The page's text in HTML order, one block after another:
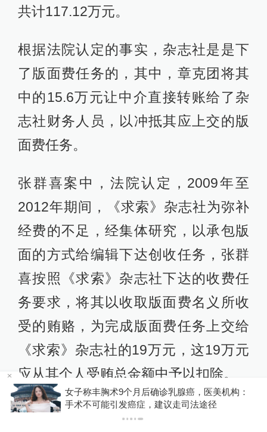
共计117.12万元。
根据法院认定的事实，杂志社是是下
了版面费任务的，其中，章克团将其
中的15.6万元让中介直接转账给了杂
志社财务人员，以冲抵其应上交的版
面费任务。
张群喜案中，法院认定，2009年至
2012年期间，《求索》杂志社为弥补
经费的不足，经集体研究，以承包版
面的方式给编辑下达创收任务，张群
喜按照《求索》杂志社下达的收费任
务要求，将其以收取版面费名义所收
受的贿赂，为完成版面费任务上交给
《求索》杂志社的19万元，这19万元
应从其个人受贿总金额中予以扣除。
2018年4月4日，湖南安化县人民法院
女子称丰胸术9个月后确诊乳腺癌，医美机构：
手术不可能引发癌症，建议走司法途径